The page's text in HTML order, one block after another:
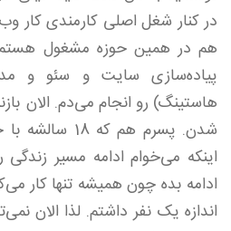
در کنار شغل اصلی کارمندی کار
هم در همین حوزه مشغول
پیاده‌سازی سایت و سئو و
هاستینگ) رو انجام می‌دم. الان
شدن. پسرم هم
اینکه می‌خوام ادامه مسیر
ادامه بده چون همیشه تنها کار
اندازه یک نفر داشتم. لذا الان